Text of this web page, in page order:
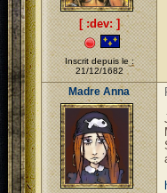
[ :dev: ]
Inscrit depuis le :
21/12/1682
Madre Anna